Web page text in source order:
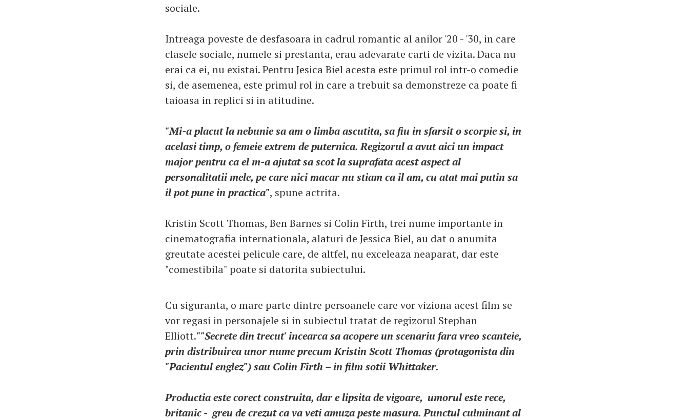
sociale.
Intreaga poveste de desfasoara in cadrul romantic al anilor '20 - '30, in care
clasele sociale, numele si prestanta, erau adevarate carti de vizita. Daca nu
erai ca ei, nu existai. Pentru Jesica Biel acesta este primul rol intr-o comedie
si, de asemenea, este primul rol in care a trebuit sa demonstreze ca poate fi
taioasa in replici si in atitudine.
"Mi-a placut la nebunie sa am o limba ascutita, sa fiu in sfarsit o scorpie si, in
acelasi timp, o femeie extrem de puternica. Regizorul a avut aici un impact
major pentru ca el m-a ajutat sa scot la suprafata acest aspect al
personalitatii mele, pe care nici macar nu stiam ca il am, cu atat mai putin sa
il pot pune in practica", spune actrita.
Kristin Scott Thomas, Ben Barnes si Colin Firth, trei nume importante in
cinematografia internationala, alaturi de Jessica Biel, au dat o anumita
greutate acestei pelicule care, de altfel, nu exceleaza neaparat, dar este
"comestibila" poate si datorita subiectului.
Cu siguranta, o mare parte dintre persoanele care vor viziona acest film se
vor regasi in personajele si in subiectul tratat de regizorul Stephan
Elliott.""Secrete din trecut' incearca sa acopere un scenariu fara vreo scanteie,
prin distribuirea unor nume precum Kristin Scott Thomas (protagonista din
"Pacientul englez") sau Colin Firth – in film sotii Whittaker.
Productia este corect construita, dar e lipsita de vigoare, umorul este rece,
britanic - greu de crezut ca va veti amuza peste masura. Punctul culminant al